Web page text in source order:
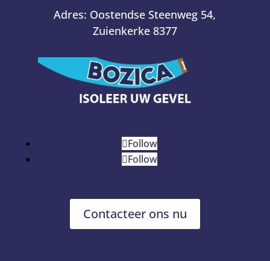
Adres: Oostendse Steenweg 54,
Zuienkerke 8377
Follow
Follow
Contacteer ons nu